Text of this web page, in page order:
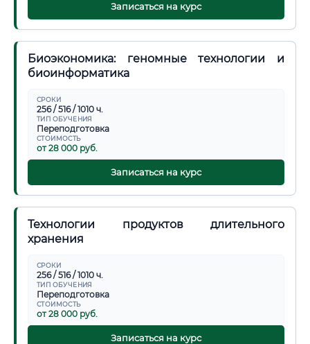
Записаться на курс
Биоэкономика: геномные технологии и
биоинформатика
СРОКИ
256 / 516 / 1010 ч.
ТИП ОБУЧЕНИЯ
Переподготовка
СТОИМОСТЬ
от 28 000 руб.
Записаться на курс
Технологии продуктов длительного
хранения
СРОКИ
256 / 516 / 1010 ч.
ТИП ОБУЧЕНИЯ
Переподготовка
СТОИМОСТЬ
от 28 000 руб.
Записаться на курс